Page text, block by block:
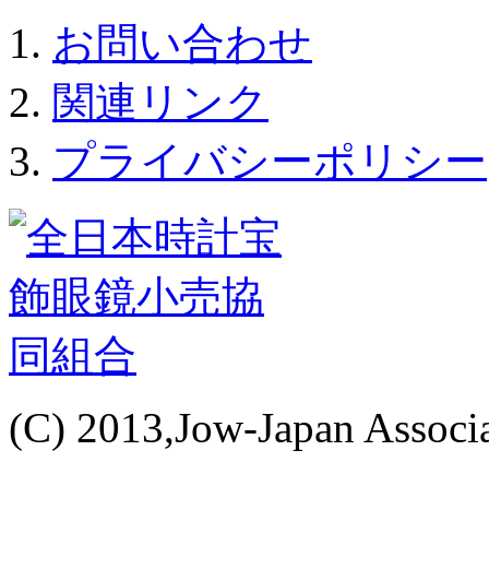
お問い合わせ
関連リンク
プライバシーポリシー
(C) 2013,Jow-Japan